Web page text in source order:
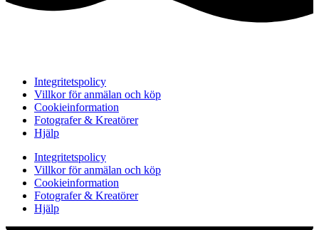
Integritetspolicy
Villkor för anmälan och köp
Cookieinformation
Fotografer & Kreatörer
Hjälp
Integritetspolicy
Villkor för anmälan och köp
Cookieinformation
Fotografer & Kreatörer
Hjälp